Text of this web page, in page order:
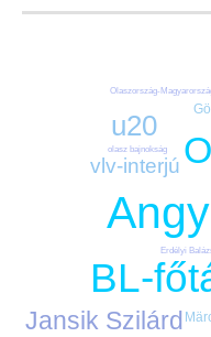
BL-
u20
Jansik Szilárd
vlv-interjú
Erdélyi
olasz bajnokság
Olaszország-